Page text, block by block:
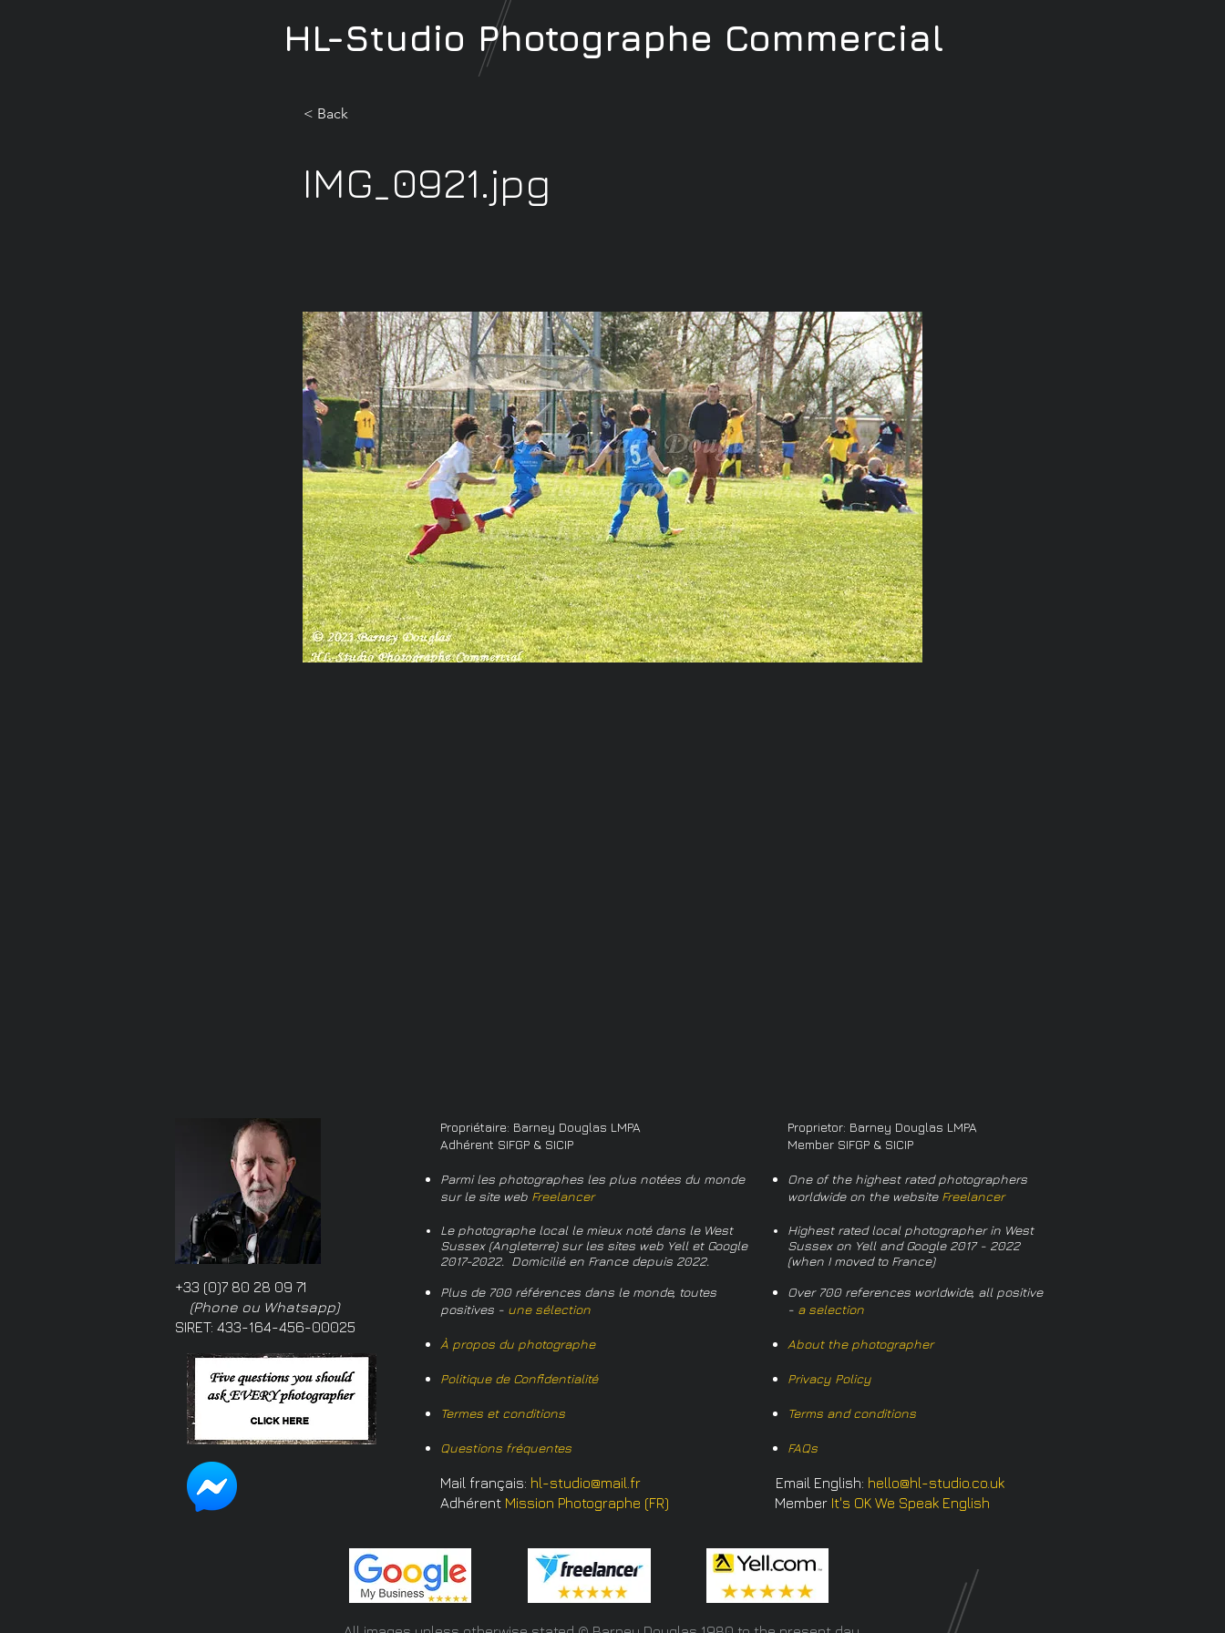
< Back
IMG_0921.jpg
HL-Studio Photographe Commercial
+33 (0)7 80 28 09 71
(Phone ou Whatsapp)
SIRET: 433-164-456-00025
Propriétaire: Barney Douglas LMPA
Adhérent SIFGP & SICIP
Parmi les photographes les plus notées du monde
sur le site web Freelancer
Le photographe local le mieux noté dans le West
Sussex (Angleterre) sur les sites web Yell et Google
2017-2022. Domicilié en France depuis 2022.
Plus de 700 références dans le monde, toutes
positives - une sélection
À propos du photographe
Politique de Confidentialité
Termes et conditions
Questions fréquentes
Proprietor: Barney Douglas LMPA
Member SIFGP & SICIP
One of the highest rated photographers
worldwide on the website Freelancer
Highest rated local photographer in West
Sussex on Yell and Google 2017 - 2022
(when I moved to France)
Over 700 references worldwide, all positive
- a selection
About the photographer
Privacy Policy
Terms and conditions
FAQs
Mail français: hl-studio@mail.fr Email English: hello@hl-studio.co.uk
Adhérent Mission Photographe (FR) Member It's OK We Speak English